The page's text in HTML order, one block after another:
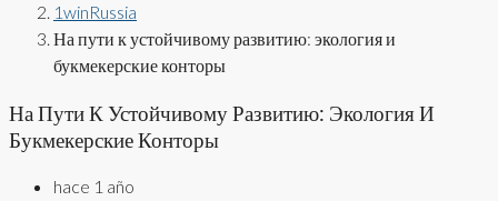
1winRussia
На пути к устойчивому развитию: экология и
букмекерские конторы
На Пути К Устойчивому Развитию: Экология И
Букмекерские Конторы
hace 1 año